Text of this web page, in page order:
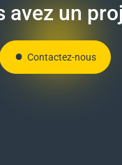
avez un
Contactez-nous